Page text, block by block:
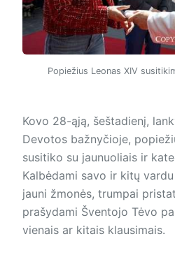
Popiežius Leonas XIV
Kovo 28-ąją, šeštadienį,
Devotos bažnyčioje,
susitiko su jaunuoliais ir
Kalbėdami savo ir kitų
jauni žmonės, trumpai
prašydami Šventojo Tėvo
vienais ar kitais klausimais.